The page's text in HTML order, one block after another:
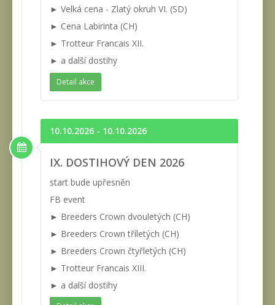
► Velká cena - Zlatý okruh VI. (SD)
► Cena Labirinta (CH)
► Trotteur Francais XII.
► a další dostihy
Detail akce
10.10.2026 - 10.10.2026
IX. DOSTIHOVÝ DEN 2026
start bude upřesněn
FB event
► Breeders Crown dvouletých (CH)
► Breeders Crown tříletých (CH)
► Breeders Crown čtyřletých (CH)
► Trotteur Francais XIII.
► a další dostihy